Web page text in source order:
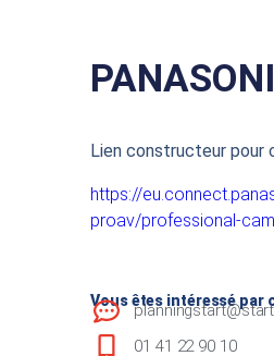
Lien constructeur pour
https://
proav/professional-
Vous êtes intéressé par
01 41 22 90 10